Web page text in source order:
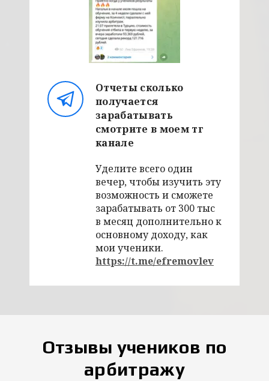
Отчеты сколько
получается
зарабатывать
смотрите в моем тг
канале
Уделите всего один
вечер, чтобы изучить эту
возможность и сможете
зарабатывать от 300 тыс
в месяц дополнительно к
основному доходу, как
мои ученики.
https://t.me/efremovlev
Отзывы учеников по
арбитражу